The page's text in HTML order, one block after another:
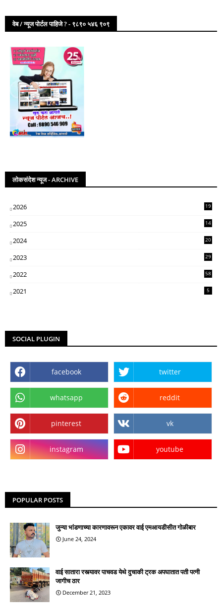
वेब / न्यूज पोर्टल पाहिजे ? - ९८९० ५४६ ९०९
लोकसंदेश न्यूज - ARCHIVE
2026 19
2025
14
2024
20
2023
29
2022
58
2021 5
SOCIAL PLUGIN
facebook twitter
whatsapp reddit
pinterest vk
instagram youtube
POPULAR POSTS
जुन्या भांडणाच्या कारणावरून एकावर वाई एमआयडीसीत गोळीबार
June 24, 2024
वाई सातारा रस्त्यावर पाचवड येथे दुचाकी ट्रक अपघातात पती पत्नी
जागीच ठार
December 21, 2023